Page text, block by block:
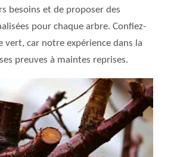
besoins et de proposer des
pour chaque arbre. Confiez-
vert, car notre expérience dans la
preuves à maintes reprises.